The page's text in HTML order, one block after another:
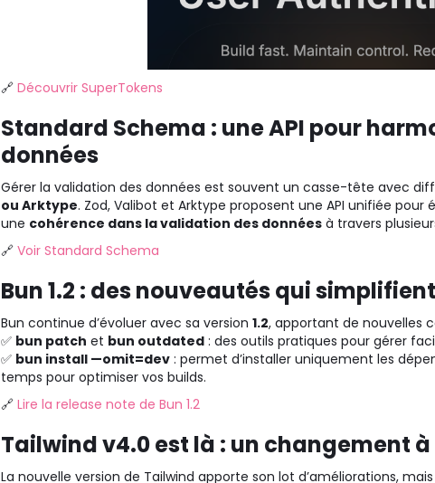
🔗Découvrir SuperTokens
Standard Schema : une API pour
données
Gérer la validation des données est souvent un casse-tête avec
ou Arktype. Zod, Valibot et Arktype proposent une API unifiée
une cohérence dans la validation des donnéesà travers
🔗Voir Standard Schema
Bun 1.2 : des nouveautés qui
Bun continue d’évoluer avec sa version 1.2, apportant de nouvelles
✅ bun patch et bun outdated: des outils pratiques pour gérer
✅ bun install —omit=dev: permet d’installer uniquement les
temps pour optimiser vos builds.
🔗 Lire la release note de Bun 1.2
Tailwind v4.0 est là : un changement
La nouvelle version de Tailwind apporte son lot d’améliorations,